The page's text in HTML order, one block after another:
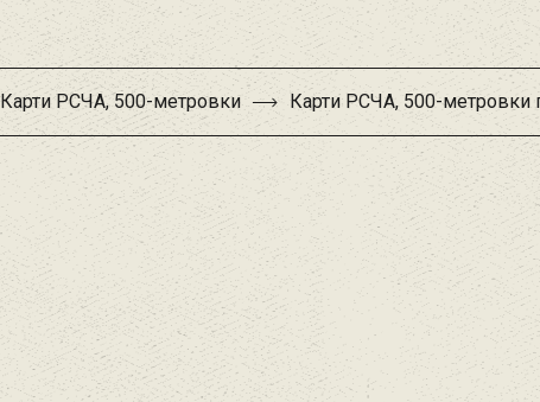
Карти РСЧА, 500-метровки Карти РСЧА, 500-метровки